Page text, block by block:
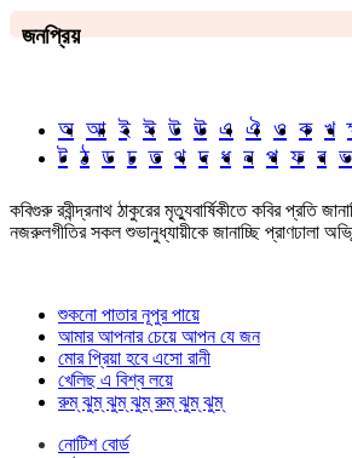
জনপ্রিয়
অ আ ই ঈ উ ঊ এ ঐ ও ক খ
ট ঠ ড ঢ ত থ দ ধ ন প ফ ব ভ
কবিগুরু রবীন্দ্রনাথ ঠাকুরের মৃত্যুবার্ষিকীতে কবির প্রতি
নজরুলগীতির সকল শুভানুধ্যায়ীকে জানাচ্ছি প্রাণঢালা
শুকনো পাতার নূপুর পায়ে
আমার আপনার চেয়ে আপন যে জন
মোর প্রিয়া হবে এসো রানী
খেলিছ এ বিশ্ব লয়ে
রুম্ ঝুম্ ঝুম্ ঝুম্ রুম্ ঝুম্ ঝুম্
নোটিশ বোর্ড